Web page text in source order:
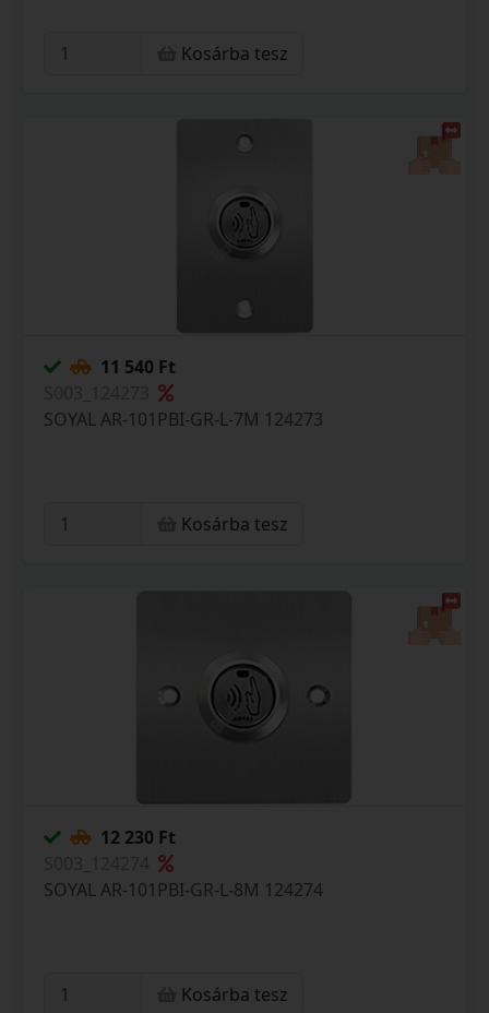
Kosárba tesz
11 540 Ft
SOYAL AR-101PBI-GR-L-7M 124273
Kosárba tesz
12 230 Ft
SOYAL AR-101PBI-GR-L-8M 124274
Kosárba tesz